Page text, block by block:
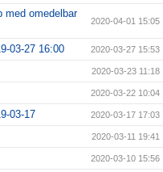
omedelbar
2020-04-01 15:05
03-27 16:00 2020-03-27 15:53
2020-03-23 11:18
2020-03-22 10:04
03-17 2020-03-17 17:03
2020-03-11 19:41
2020-03-10 15:56